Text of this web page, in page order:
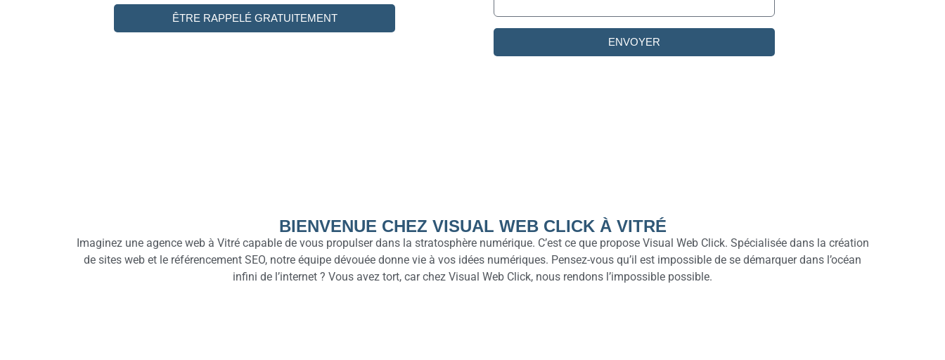
ÊTRE RAPPELÉ GRATUITEMENT
ENVOYER
BIENVENUE CHEZ VISUAL WEB CLICK À VITRÉ
Imaginez une agence web à Vitré capable de vous propulser dans la stratosphère numérique. C’est ce que propose Visual Web Click. Spécialisée dans la création
de sites web et le référencement SEO, notre équipe dévouée donne vie à vos idées numériques. Pensez-vous qu’il est impossible de se démarquer dans l’océan
infini de l’internet ? Vous avez tort, car chez Visual Web Click, nous rendons l’impossible possible.